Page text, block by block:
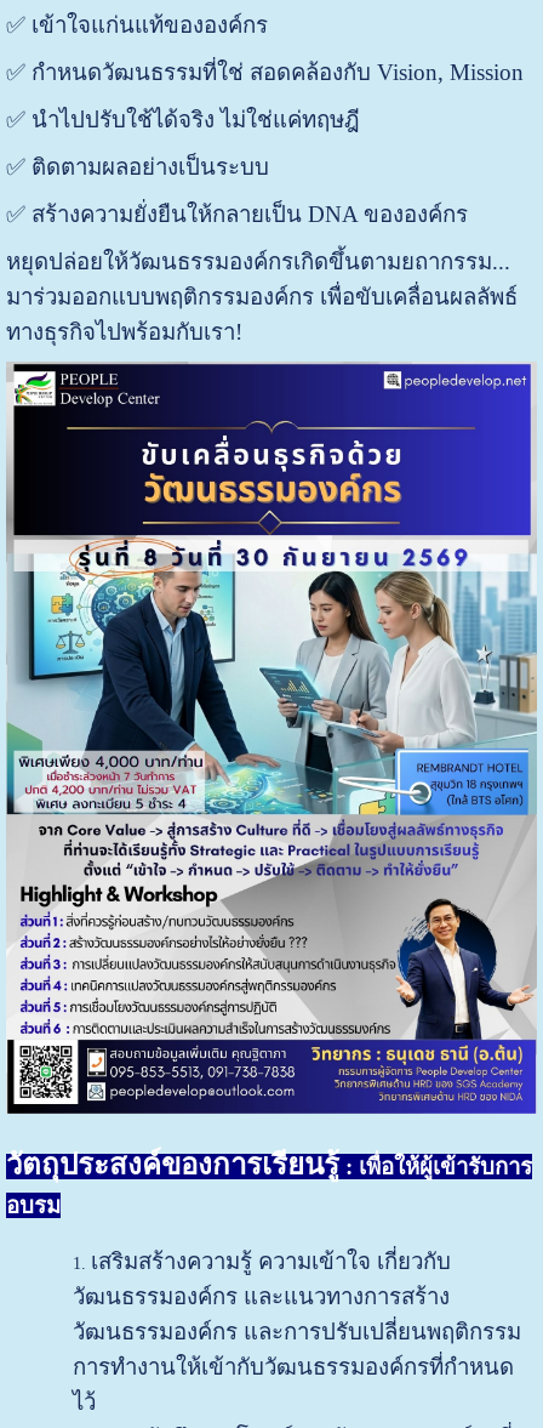
✅ เข้าใจแก่นแท้ขององค์กร
✅ กำหนดวัฒนธรรมที่ใช่ สอดคล้องกับ Vision, Mission
✅ นำไปปรับใช้ได้จริง ไม่ใช่แค่ทฤษฎี
✅ ติดตามผลอย่างเป็นระบบ
✅ สร้างความยั่งยืนให้กลายเป็น DNA ​ขององค์กร
หยุดปล่อยให้วัฒนธรรมองค์กรเกิดขึ้นตามยถากรรม...
มาร่วมออกแบบพฤติกรรมองค์กร เพื่อขับเคลื่อนผลลัพธ์
ทางธุรกิจไปพร้อมกับเรา!
วัตถุประสงค์ของการเรียนรู้: เพื่อให้ผู้เข้ารับการ
อบรม
เสริมสร้างความรู้ ความเข้าใจ เกี่ยวกับ
วัฒนธรรมองค์กร และแนวทางการสร้าง
วัฒนธรรมองค์กร และการปรับเปลี่ยนพฤติกรรม
การทำงานให้เข้ากับวัฒนธรรมองค์กรที่กำหนด
ไว้